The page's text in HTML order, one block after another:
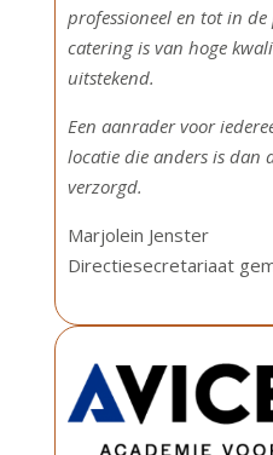
professioneel en tot in de
catering is van hoge
uitstekend.
Een aanrader voor
locatie die anders is dan
verzorgd.
Marjolein Jenster
Directiesecretariaat